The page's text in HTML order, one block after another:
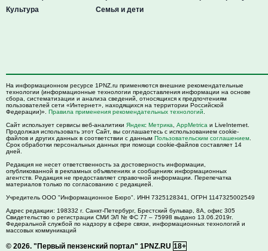
Культура
Семья и дети
На информационном ресурсе 1PNZ.ru применяются внешние рекомендательные
технологии (информационные технологии предоставления информации на основе
сбора, систематизации и анализа сведений, относящихся к предпочтениям
пользователей сети «Интернет», находящихся на территории Российской
Федерации)». Правила применения рекомендательных технологий
Сайт использует сервисы веб-аналитики Яндекс Метрика AppMetrica и LiveInternet.
Продолжая использовать этот Сайт, вы соглашаетесь с использованием cookie-
файлов и других данных в соответствии с данным Пользовательским соглашением
Срок обработки персональных данных при помощи cookie-файлов составляет 14
дней.
Редакция не несет ответственность за достоверность информации,
опубликованной в рекламных объявлениях и сообщениях информационных
агентств. Редакция не предоставляет справочной информации. Перепечатка
материалов только по согласованию с редакцией.
Учредитель ООО "Информационное Бюро". ИНН 7325128341, ОГРН 1147325002549
Адрес редакции: 198332 г. Санкт-Петербург, Брестский бульвар, 8А, офис 305
Свидетельство о регистрации СМИ ЭЛ № ФС 77 – 75998 выдано 13.06.2019г.
Федеральной службой по надзору в сфере связи, информационных технологий и
массовых коммуникаций
© 2026. "Первый пензенский портал" 1PNZ.RU 18+